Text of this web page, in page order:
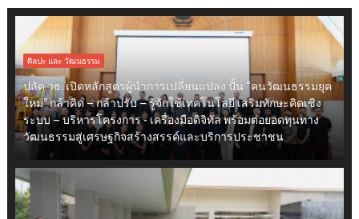
ศิลปะ และ วัฒนธรรม
ปลัด วธ. เปิดหลักสูตรผู้นำการเปลี่ยนแปลง ปั้น “คนวัฒนธรรมยุค
ใหม่” กล้าคิด – กล้าปรับ – รู้จักใช้เทคโนโลยี เสริมทักษะคิดเชิง
ระบบ – บริหารโครงการ - เครื่องมือดิจิทัล พร้อมต่อยอดทุนทาง
วัฒนธรรมสู่เศรษฐกิจสร้างสรรค์และบริการประชาชน